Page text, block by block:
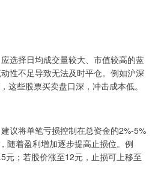
选择日均成交量较大、市值较高的蓝
性不足导致无法及时平仓。例如沪深
这些股票买卖盘口深，冲击成本低。
议将单笔亏损控制在总资金的2%-5%
随着盈利增加逐步提高止损位。例
元；若股价涨至12元，止损可上移至